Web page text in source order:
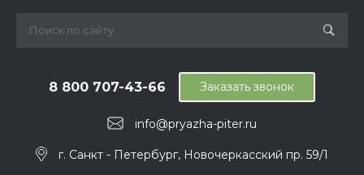
info@pryazha-piter.ru
8 800 707-43-66
г. Санкт - Петербург, Новочеркасский пр. 59/1
Заказать звонок